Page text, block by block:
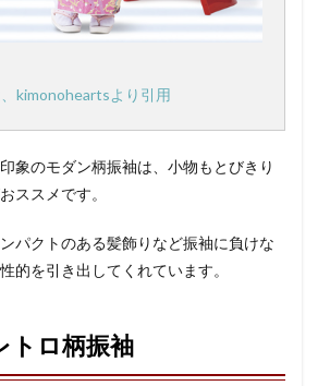
kimonoheartsより引用
象のモダン柄振袖は、小物もとびきり
ススメです。
パクトのある髪飾りなど振袖に負けな
的を引き出してくれています。
トロ柄振袖